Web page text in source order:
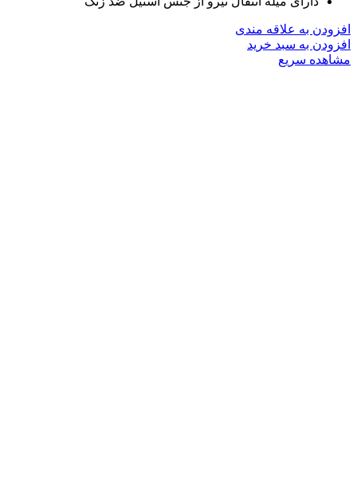
افزودن به علاقه مندی
افزودن به سبد خرید
مشاهده سریع